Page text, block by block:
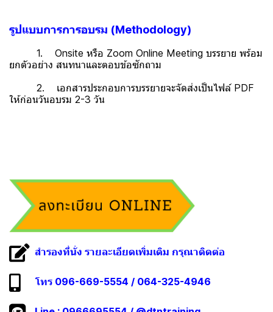
รูปแบบการการอบรม (Methodology)
1. Onsite หรือ Zoom Online Meeting บรรยาย พร้อม
ยกตัวอย่าง สนทนาและตอบข้อซักถาม
2. เอกสารประกอบการบรรยายจะจัดส่งเป็นไฟล์ PDF
ให้ก่อนวันอบรม 2-3 วัน
สำรองที่นั่ง รายละเอียดเพิ่มเติม กรุณาติดต่อ
โทร 096-669-5554 / 064-325-4946